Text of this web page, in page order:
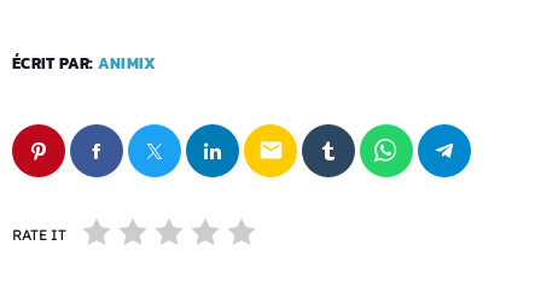
ÉCRIT PAR: ANIMIX
email
RATE IT